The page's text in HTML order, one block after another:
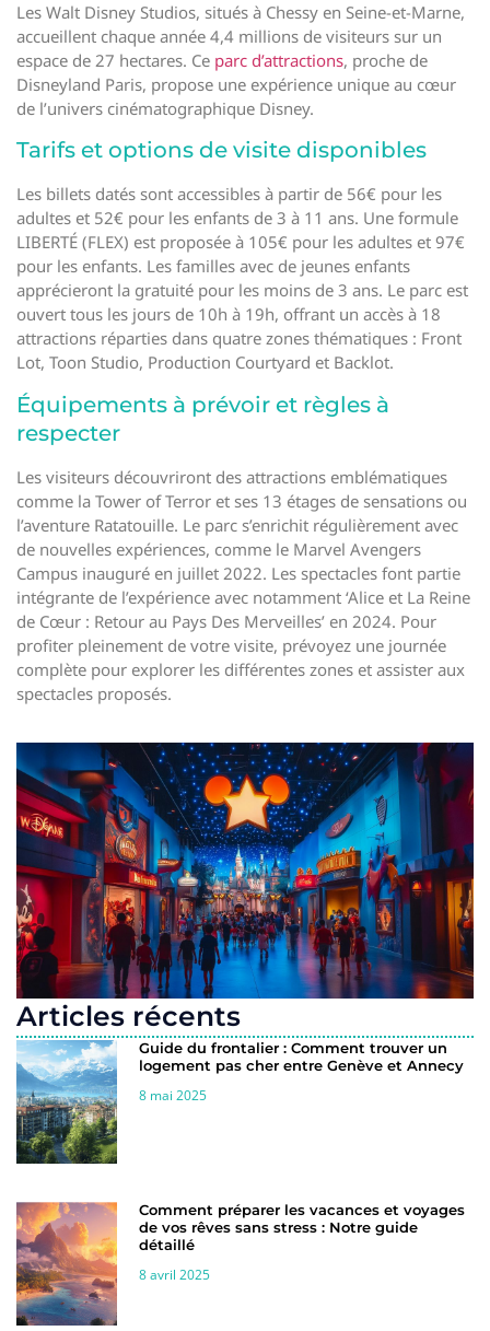
Les Walt Disney Studios, situés à Chessy en Seine-et-Marne,
accueillent chaque année 4,4 millions de visiteurs sur un
espace de 27 hectares. Ce parc d’attractions, proche de
Disneyland Paris, propose une expérience unique au cœur
de l’univers cinématographique Disney.
Tarifs et options de visite disponibles
Les billets datés sont accessibles à partir de 56€ pour les
adultes et 52€ pour les enfants de 3 à 11 ans. Une formule
LIBERTÉ (FLEX) est proposée à 105€ pour les adultes et 97€
pour les enfants. Les familles avec de jeunes enfants
apprécieront la gratuité pour les moins de 3 ans. Le parc est
ouvert tous les jours de 10h à 19h, offrant un accès à 18
attractions réparties dans quatre zones thématiques : Front
Lot, Toon Studio, Production Courtyard et Backlot.
Équipements à prévoir et règles à
respecter
Les visiteurs découvriront des attractions emblématiques
comme la Tower of Terror et ses 13 étages de sensations ou
l’aventure Ratatouille. Le parc s’enrichit régulièrement avec
de nouvelles expériences, comme le Marvel Avengers
Campus inauguré en juillet 2022. Les spectacles font partie
intégrante de l’expérience avec notamment ‘Alice et La Reine
de Cœur : Retour au Pays Des Merveilles’ en 2024. Pour
profiter pleinement de votre visite, prévoyez une journée
complète pour explorer les différentes zones et assister aux
spectacles proposés.
Articles récents
Guide du frontalier : Comment trouver un
logement pas cher entre Genève et Annecy
8 mai 2025
Comment préparer les vacances et voyages
de vos rêves sans stress : Notre guide
détaillé
8 avril 2025